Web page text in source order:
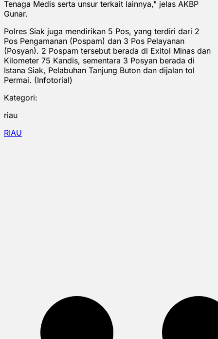
Tenaga Medis serta unsur terkait lainnya," jelas AKBP
Gunar.
Polres Siak juga mendirikan 5 Pos, yang terdiri dari 2
Pos Pengamanan (Pospam) dan 3 Pos Pelayanan
(Posyan). 2 Pospam tersebut berada di Exitol Minas dan
Kilometer 75 Kandis, sementara 3 Posyan berada di
Istana Siak, Pelabuhan Tanjung Buton dan dijalan tol
Permai. (Infotorial)
Kategori:
riau
RIAU